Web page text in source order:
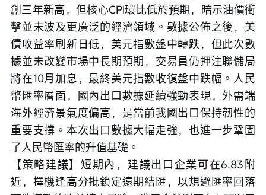
創三年新高，但核心CPI環比低於預期，暗示油價衝
擊並未波及更廣泛的經濟領域。數據公佈之後，美
債收益率刷新日低，美元指數盤中轉跌，但此次數
據並未改變市場中長期預期，交易員仍押注聯儲局
將在10月加息，最終美元指數收復盤中跌幅。人民
幣匯率層面，國內出口數據延續強勁表現，外需端
海外經濟景氣度偏高，是當前我國出口保持韌性的
重要支撐。本次出口數據大幅走強，也進一步鞏固
了人民幣匯率的升值基礎。
【策略建議】短期內，建議出口企業可在6.83附
近，擇機逢高分批鎖定遠期結匯，以規避匯率回落